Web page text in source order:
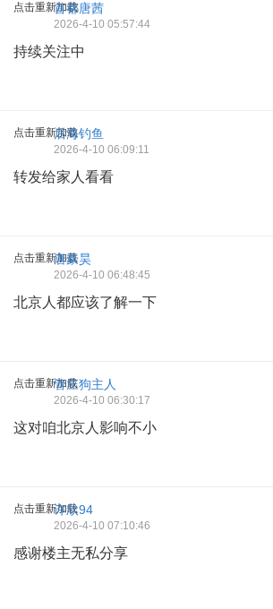
点击重新加载首都唐茜
2026-4-10 05:57:44
持续关注中
点击重新加载后海钓鱼
2026-4-10 06:09:11
转发给家人看看
点击重新加载
唐豪昊
2026-4-10 06:48:45
北京人都应该了解一下
点击重新加载管庄狗主人
2026-4-10 06:30:17
这对咱北京人影响不小
点击重新加载
许欣94
2026-4-10 07:10:46
感谢楼主无私分享